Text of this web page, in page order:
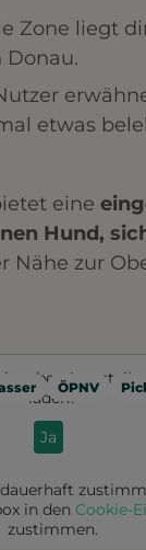
Zone liegt
Donau.
etwas
eine
Hund,
Nähe zur
ÖPNV
laden?
Ja
in den Cookie-
zustimmen.